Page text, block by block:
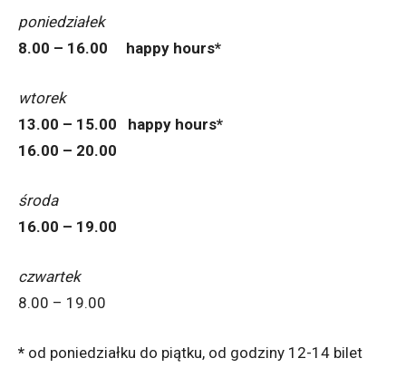
poniedziałek
8.00 – 16.00 happy hours*
wtorek
13.00 – 15.00 happy hours*
16.00 – 20.00
środa
16.00 – 19.00
czwartek
8.00 – 19.00
* od poniedziałku do piątku, od godziny 12-14 bilet